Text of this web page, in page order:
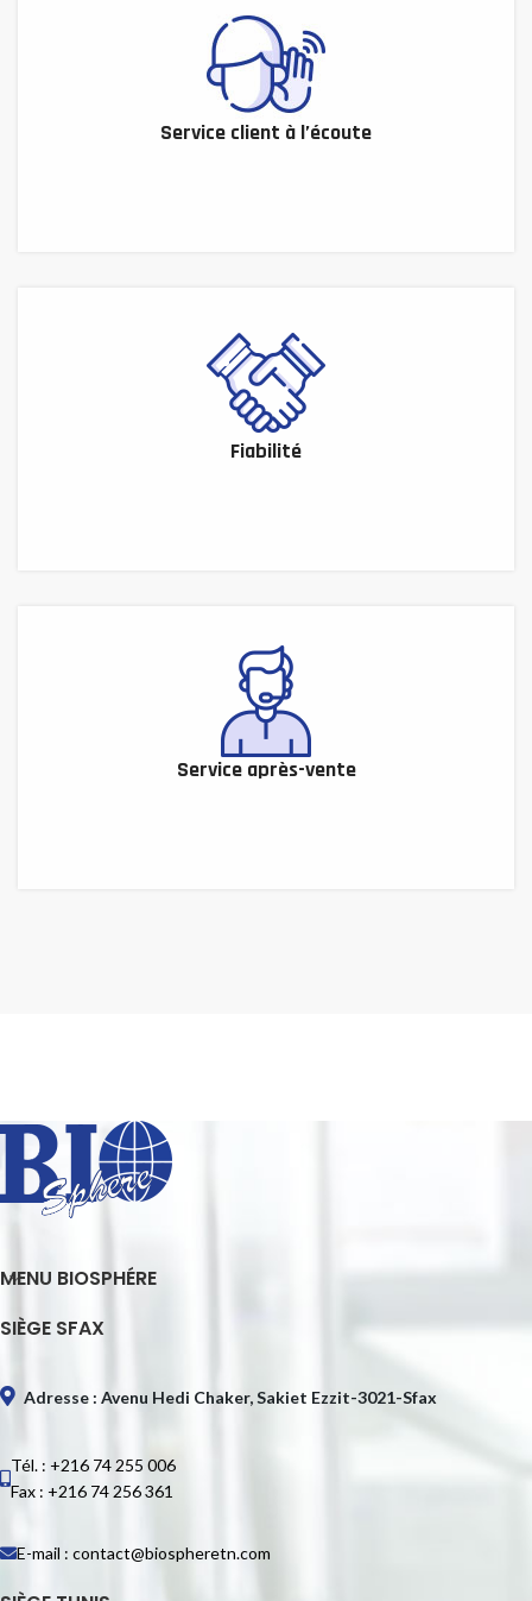
Service client à l’écoute
Fiabilité
Service après-vente
MENU BIOSPHÉRE
SIÈGE SFAX
Adresse : Avenu Hedi Chaker, Sakiet Ezzit-3021-Sfax
Tél. : +216 74 255 006
Fax : +216 74 256 361
E-mail : contact@biospheretn.com